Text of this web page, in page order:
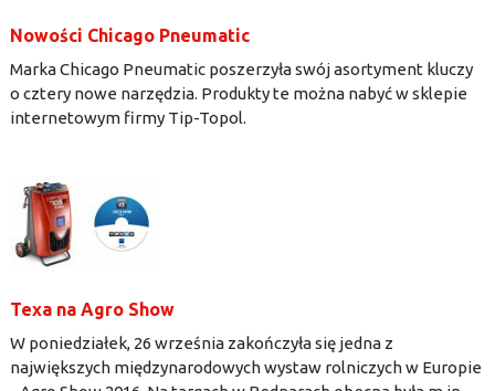
Nowości Chicago Pneumatic
Marka Chicago Pneumatic poszerzyła swój asortyment kluczy
o cztery nowe narzędzia. Produkty te można nabyć w sklepie
internetowym firmy Tip-Topol.
Texa na Agro Show
W poniedziałek, 26 września zakończyła się jedna z
największych międzynarodowych wystaw rolniczych w Europie